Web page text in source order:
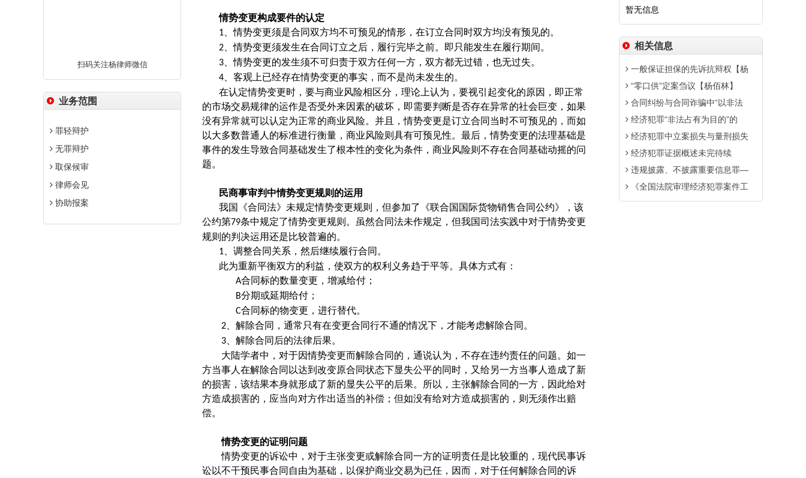
扫码关注杨律师微信
业务范围
罪轻辩护
无罪辩护
取保候审
律师会见
协助报案
情势变更构成要件的认定
1 、情势变更须是合同双方均不可预见的情形，在订立合同时双方均没有预见的。
2 、情势变更须发生在合同订立之后，履行完毕之前。即只能发生在履行期间。
3 、情势变更的发生须不可归责于双方任何一方，双方都无过错，也无过失。
4 、客观上已经存在情势变更的事实，而不是尚未发生的。
在认定情势变更时，要与商业风险相区分，理论上认为，要视引起变化的原因，即正常
的市场交易规律的运作是否受外来因素的破坏，即需要判断是否存在异常的社会巨变，如果
没有异常就可以认定为正常的商业风险。并且，情势变更是订立合同当时不可预见的，而如
以大多数普通人的标准进行衡量，商业风险则具有可预见性。最后，情势变更的法理基础是
事件的发生导致合同基础发生了根本性的变化为条件，商业风险则不存在合同基础动摇的问
题。
民商事审判中情势变更规则的运用
我国《合同法》未规定情势变更规则，但参加了《联合国国际货物销售合同公约》，该
公约第79条中规定了情势变更规则。虽然合同法未作规定，但我国司法实践中对于情势变更
规则的判决运用还是比较普遍的。
1 、调整合同关系，然后继续履行合同。
此为重新平衡双方的利益，使双方的权利义务趋于平等。具体方式有：
A合同标的数量变更，增减给付；
B分期或延期给付；
C合同标的物变更，进行替代。
2 、解除合同，通常只有在变更合同行不通的情况下，才能考虑解除合同。
3 、解除合同后的法律后果。
大陆学者中，对于因情势变更而解除合同的，通说认为，不存在违约责任的问题。如一
方当事人在解除合同以达到改变原合同状态下显失公平的同时，又给另一方当事人造成了新
的损害，该结果本身就形成了新的显失公平的后果。所以，主张解除合同的一方，因此给对
方造成损害的，应当向对方作出适当的补偿；但如没有给对方造成损害的，则无须作出赔
偿。
情势变更的证明问题
情势变更的诉讼中，对于主张变更或解除合同一方的证明责任是比较重的，现代民事诉
讼以不干预民事合同自由为基础，以保护商业交易为已任，因而，对于任何解除合同的诉
暂无信息
相关信息
一般保证担保的先诉抗辩权【杨
“零口供”定案刍议【杨佰林】
合同纠纷与合同诈骗中“以非法
经济犯罪“非法占有为目的”的
经济犯罪中立案损失与量刑损失
经济犯罪证据概述未完待续
违规披露、不披露重要信息罪—
《全国法院审理经济犯罪案件工